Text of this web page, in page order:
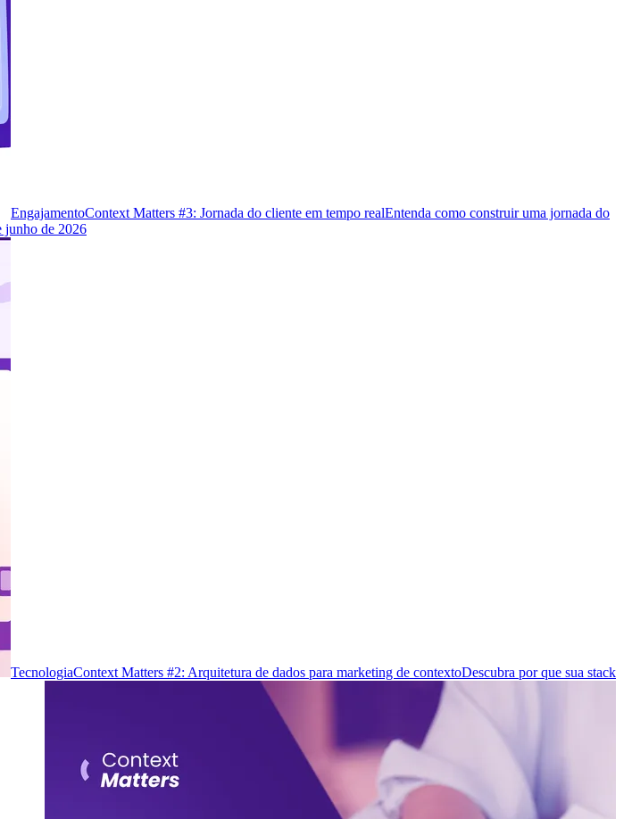
EngajamentoContext Matters #3: Jornada do cliente em tempo realEntenda como construir uma jornada do
junho de 2026
TecnologiaContext Matters #2: Arquitetura de dados para marketing de contextoDescubra por que sua stack